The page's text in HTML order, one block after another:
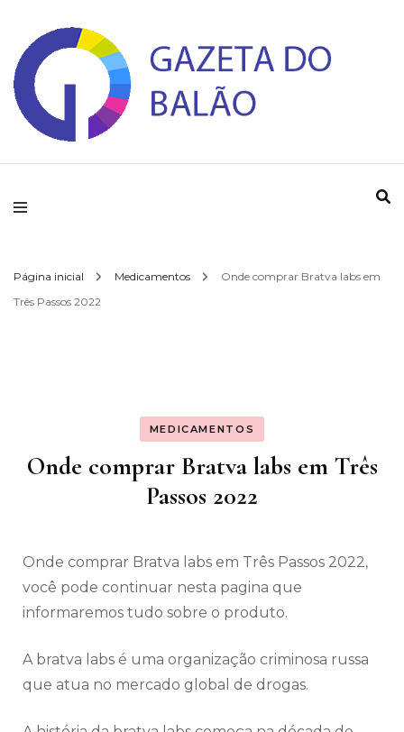
Gazeta do Balao
Página inicial Medicamentos
Onde comprar Bratva labs em
Três Passos 2022
MEDICAMENTOS
Onde comprar Bratva labs em Três
Passos 2022
Onde comprar Bratva labs em Três Passos 2022,
você pode continuar nesta pagina que
informaremos tudo sobre o produto.
A bratva labs é uma organização criminosa russa
que atua no mercado global de drogas.